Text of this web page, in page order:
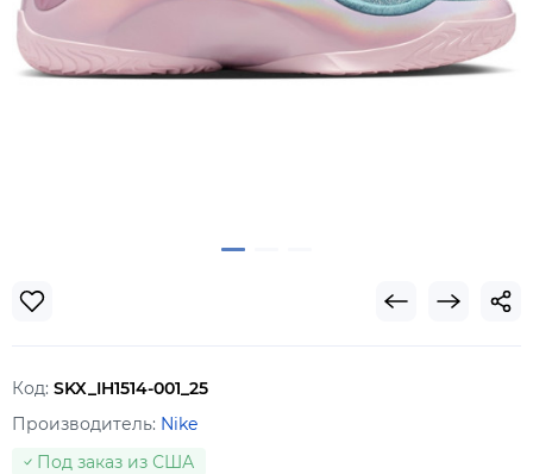
Код: SKX_IH1514-001_25
Производитель: Nike
Под заказ из США